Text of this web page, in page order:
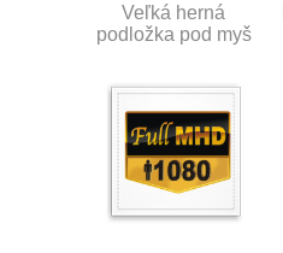
Veľká herná
podložka pod myš